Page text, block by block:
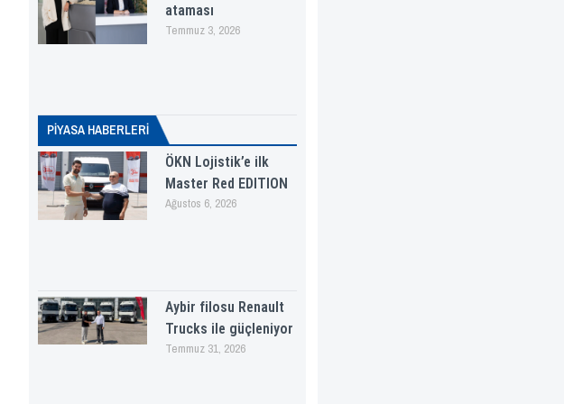
ataması
Temmuz 3, 2026
PİYASA HABERLERI
ÖKN Lojistik’e ilk
Master Red EDITION
Ağustos 6, 2026
Aybir filosu Renault
Trucks ile güçleniyor
Temmuz 31, 2026